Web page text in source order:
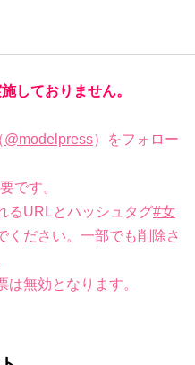
しておりません。
@modelpress）をフォロー
です。
るURLとハッシュタグ#女
ください。一部でも削除さ
は無効となります。